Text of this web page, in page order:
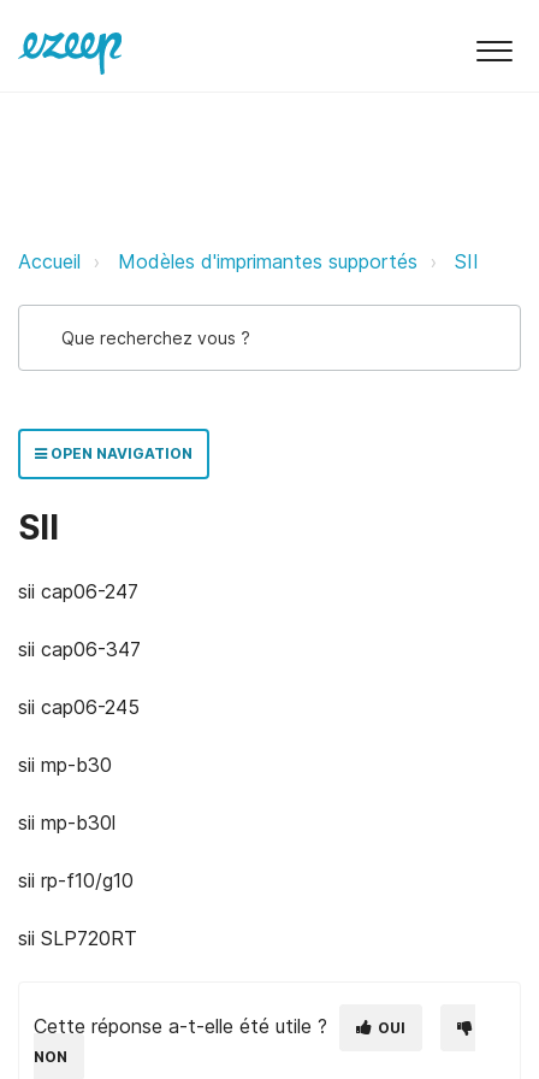
SII ezeep Support Support
Accueil Modèles d'imprimantes supportés SII
OPEN NAVIGATION
SII
sii cap06-247
sii cap06-347
sii cap06-245
sii mp-b30
sii mp-b30l
sii rp-f10/g10
sii SLP720RT
Cette réponse a-t-elle été utile ?
OUI
NON